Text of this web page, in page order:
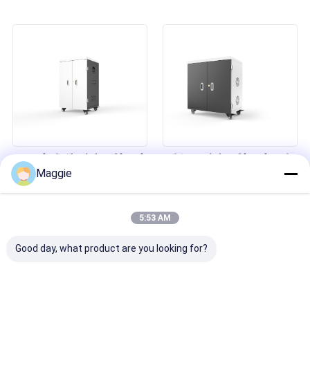
गुणवत्तापूर्ण एसी सॉकेट टैबलेट चार्जिंग कार्ट
42 पोर्ट चार्जिंग ट्रॉली
Maggie
5:53 AM
Good day, what product are you looking for?